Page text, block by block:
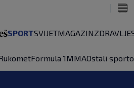
SPORTSVIJETMAGAZINZDRAVLJE
Formula 1MMAOstali